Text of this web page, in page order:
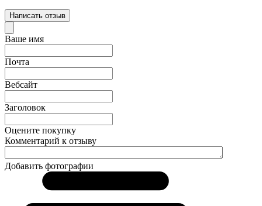
Написать отзыв
Ваше имя
Почта
Вебсайт
Заголовок
Оцените покупку
Комментарий к отзыву
Добавить фотографии